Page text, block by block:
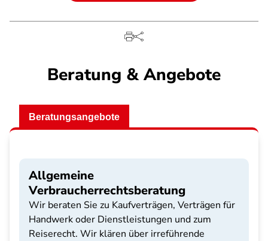
Beratung & Angebote
Beratungsangebote
Allgemeine
Verbraucherrechtsberatung
Wir beraten Sie zu Kaufverträgen, Verträgen für
Handwerk oder Dienstleistungen und zum
Reiserecht. Wir klären über irreführende